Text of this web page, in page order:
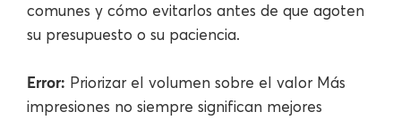
comunes y cómo evitarlos antes de que agoten
su presupuesto o su paciencia.
Error: Priorizar el volumen sobre el valor Más
impresiones no siempre significan mejores